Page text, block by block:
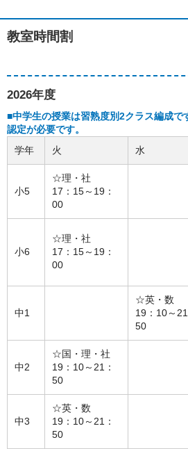
教室時間割
2026年度
■中学生の授業は習熟度別2クラス編成
認定が必要です。
学年
火 水
小5
☆理・社
17：15～19：
00
小6
☆理・社
17：15～19：
00
中1
☆英・数
19：10～21
50
中2
☆国・理・社
19：10～21：
50
中3
☆英・数
19：10～21：
50